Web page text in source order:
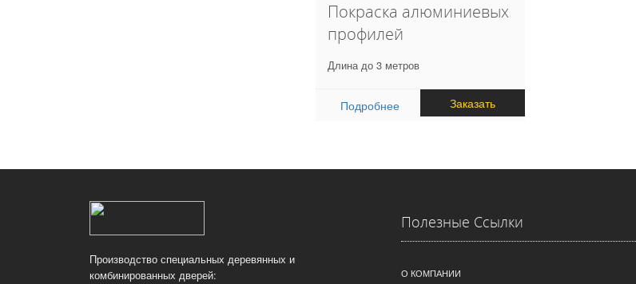
Покраска алюминиевых
профилей
Длина до 3 метров
Подробнее Заказать
Производство специальных деревянных и
комбинированных дверей:
Полезные Ссылки
О КОМПАНИИ